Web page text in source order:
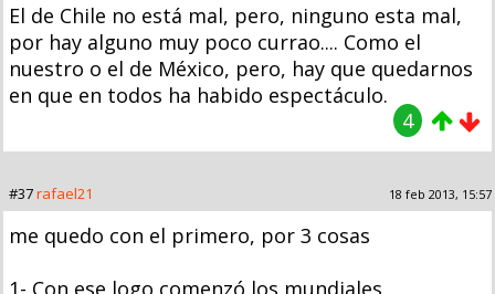
El de Chile no está mal, pero, ninguno esta mal,
por hay alguno muy poco currao.... Como el
nuestro o el de México, pero, hay que quedarnos
en que en todos ha habido espectáculo.
4
#37rafael21 18 feb 2013, 15:57
me quedo con el primero, por 3 cosas
1- Con ese logo comenzó los mundiales